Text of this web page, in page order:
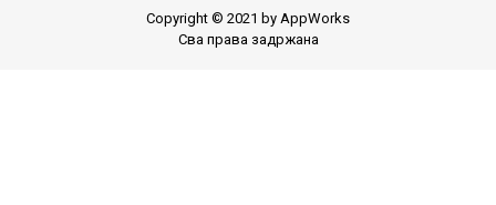
Copyright © 2021 by AppWorks
Сва права задржана